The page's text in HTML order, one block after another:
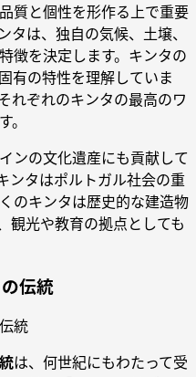
質と個性を形作る上で重要
タは、独自の気候、土壌、
徴を決定します。キンタの
有の特性を理解していま
れぞれのキンタの最高のワ
。
ンの文化遺産にも貢献して
ンタはポルトガル社会の重
のキンタは歴史的な建造物
観光や教育の拠点としても
伝統
は、何世紀にもわたって受